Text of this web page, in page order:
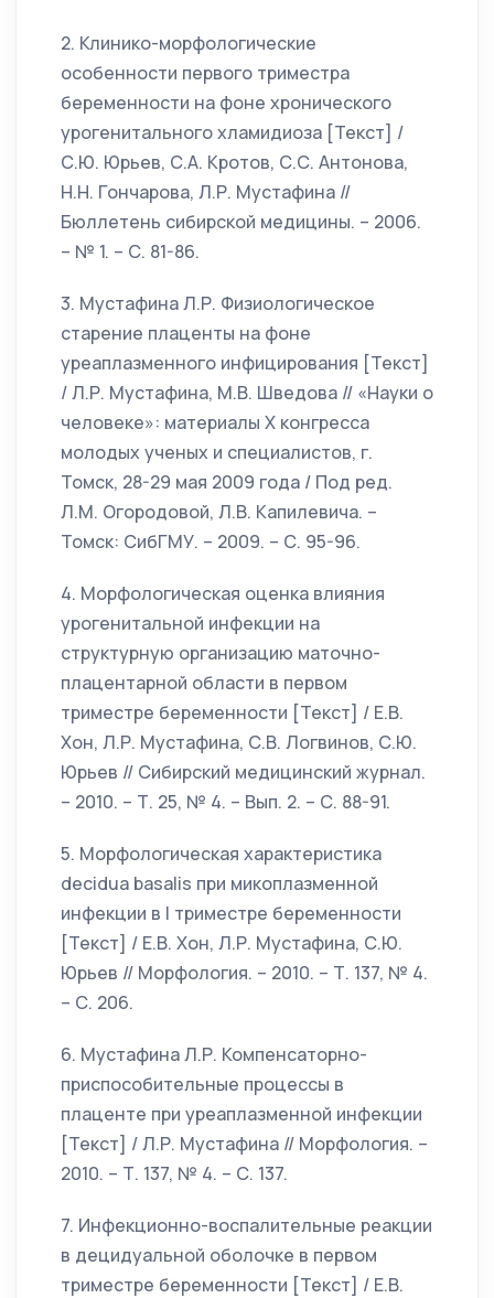
2. Клинико-морфологические
особенности первого триместра
беременности на фоне хронического
урогенитального хламидиоза [Текст] /
С.Ю. Юрьев, С.А. Кротов, С.С. Антонова,
Н.Н. Гончарова, Л.Р. Мустафина //
Бюллетень сибирской медицины. – 2006.
– № 1. – С. 81-86.
3. Мустафина Л.Р. Физиологическое
старение плаценты на фоне
уреаплазменного инфицирования [Текст]
/ Л.Р. Мустафина, М.В. Шведова // «Науки о
человеке»: материалы Х конгресса
молодых ученых и специалистов, г.
Томск, 28-29 мая 2009 года / Под ред.
Л.М. Огородовой, Л.В. Капилевича. –
Томск: СибГМУ. – 2009. – С. 95-96.
4. Морфологическая оценка влияния
урогенитальной инфекции на
структурную организацию маточно-
плацентарной области в первом
триместре беременности [Текст] / Е.В.
Хон, Л.Р. Мустафина, С.В. Логвинов, С.Ю.
Юрьев // Сибирский медицинский журнал.
– 2010. – Т. 25, № 4. – Вып. 2. – С. 88-91.
5. Морфологическая характеристика
decidua basalis при микоплазменной
инфекции в I триместре беременности
[Текст] / Е.В. Хон, Л.Р. Мустафина, С.Ю.
Юрьев // Морфология. – 2010. – Т. 137, № 4.
– С. 206.
6. Мустафина Л.Р. Компенсаторно-
приспособительные процессы в
плаценте при уреаплазменной инфекции
[Текст] / Л.Р. Мустафина // Морфология. –
2010. – Т. 137, № 4. – С. 137.
7. Инфекционно-воспалительные реакции
в децидуальной оболочке в первом
триместре беременности [Текст] / Е.В.